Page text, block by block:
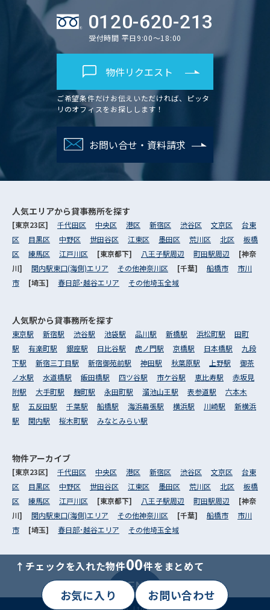
↑チェックを入れた物件00件をまとめて
お気に入り お問い合わせ
0120-620-213
受付時間 平日9:00～18:00
物件リクエスト
ご希望条件だけお伝えいただければ、ピッタ
リのオフィスをお探しします！
お問い合せ・資料請求
MENU
人気エリアから貸事務所を探す
[東京23区] 千代田区 中央区 港区 新宿区 渋谷区 文京区
台東
区
目黒区 中野区 世田谷区 江東区 墨田区 荒川区 北区
板橋
区
練馬区 江戸川区 [東京都下] 八王子駅周辺 町田駅周辺
[神奈
川] 関内駅東口(海側)エリア その他神奈川区 [千葉] 船橋市
市川
市
[埼玉] 春日部･越谷エリア その他埼玉全域
人気駅から貸事務所を探す
東京駅 新宿駅 渋谷駅 池袋駅 品川駅 新橋駅 浜松町駅
田町
駅
有楽町駅 銀座駅 日比谷駅 虎ノ門駅 京橋駅 日本橋駅
九段
下駅
新宿三丁目駅 新宿御苑前駅 神田駅 秋葉原駅 上野駅
御茶
ノ水駅
水道橋駅 飯田橋駅 四ツ谷駅 市ケ谷駅 恵比寿駅
赤坂見
附駅
大手町駅 麹町駅 永田町駅 溜池山王駅 表参道駅
六本木
駅
五反田駅 千葉駅 船橋駅 海浜幕張駅 横浜駅 川崎駅
新横浜
駅
関内駅 桜木町駅 みなとみらい駅
物件アーカイブ
[東京23区] 千代田区 中央区 港区 新宿区 渋谷区 文京区
台東
区
目黒区 中野区 世田谷区 江東区 墨田区 荒川区 北区
板橋
区
練馬区 江戸川区 [東京都下] 八王子駅周辺 町田駅周辺
[神奈
川] 関内駅東口(海側)エリア その他神奈川区 [千葉] 船橋市
市川
市
[埼玉] 春日部･越谷エリア その他埼玉全域